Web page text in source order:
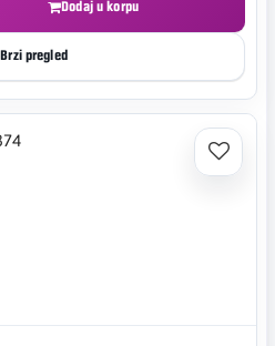
Dodaj u korpu
Brzi pregled